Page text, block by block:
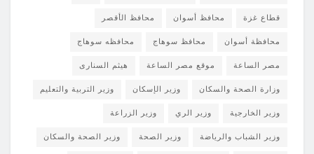
قطاع غزة محافظ أسوان محافظ الأقصر
محافظة أسوان محافظ سوهاج محافظه سوهاج
مصر الساعة موقع مصر الساعة هيثم السنارى
وزارة الصحة والسكان وزير الإسكان وزير التربية والتعليم
وزير الخارجية وزير الري وزير الزراعة
وزير الشباب والرياضة وزير الصحة وزير الصحة والسكان